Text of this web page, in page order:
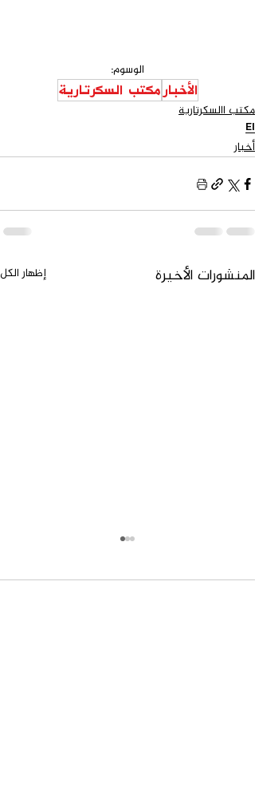
الوسوم:
‏الأخبار مكتب السكرتارية
مكتب االسكرتاریة
EI
‏أخبار
المنشورات الأخيرة إظهار الكل